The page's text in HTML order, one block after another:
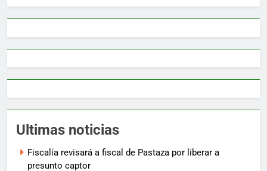
Ultimas noticias
Fiscalía revisará a fiscal de Pastaza por liberar a
presunto captor